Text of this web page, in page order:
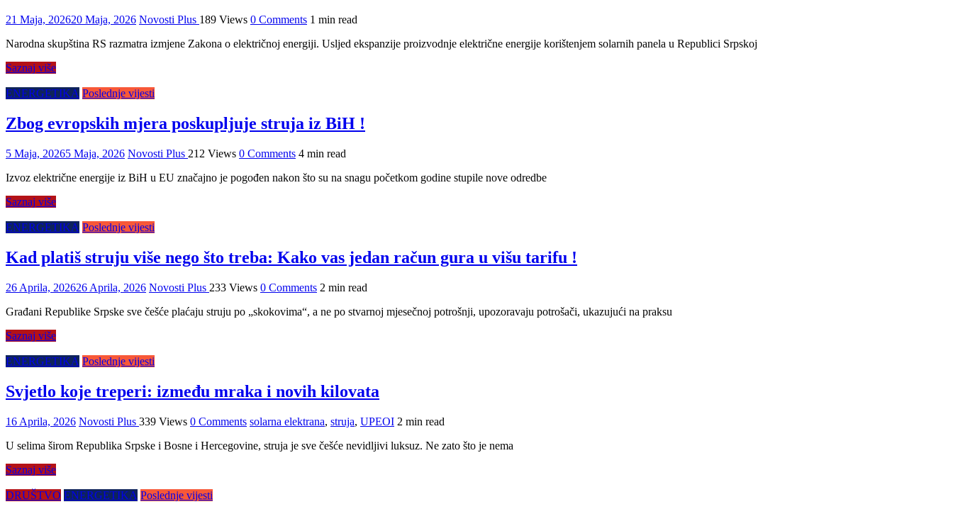
21 Maja, 202620 Maja, 2026 Novosti Plus 189 Views 0 Comments 1 min read
Narodna skupština RS razmatra izmjene Zakona o električnoj energiji. Usljed ekspanzije proizvodnje električne energije korištenjem solarnih panela u Republici Srpskoj
Saznaj više
ENERGETIKA Poslednje vijesti
Zbog evropskih mjera poskupljuje struja iz BiH !
5 Maja, 20265 Maja, 2026 Novosti Plus 212 Views 0 Comments 4 min read
Izvoz električne energije iz BiH u EU značajno je pogođen nakon što su na snagu početkom godine stupile nove odredbe
Saznaj više
ENERGETIKA Poslednje vijesti
Kad platiš struju više nego što treba: Kako vas jedan račun gura u višu tarifu !
26 Aprila, 202626 Aprila, 2026 Novosti Plus 233 Views 0 Comments 2 min read
Građani Republike Srpske sve češće plaćaju struju po „skokovima“, a ne po stvarnoj mjesečnoj potrošnji, upozoravaju potrošači, ukazujući na praksu
Saznaj više
ENERGETIKA Poslednje vijesti
Svjetlo koje treperi: između mraka i novih kilovata
16 Aprila, 2026 Novosti Plus 339 Views 0 Comments solarna elektrana, struja, UPEOI 2 min read
U selima širom Republika Srpske i Bosne i Hercegovine, struja je sve češće nevidljivi luksuz. Ne zato što je nema
Saznaj više
DRUŠTVO ENERGETIKA Poslednje vijesti